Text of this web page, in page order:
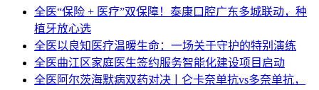
全医“保险 + 医疗”双保障！泰康口腔广东多城联动，种
植牙放心选
全医以良知医疗温暖生命：一场关于守护的特别演练
全医曲江区家庭医生签约服务智能化建设项目启动
全医 阿尔茨海默病双药对决ￜ仑卡奈单抗vs多奈单抗，